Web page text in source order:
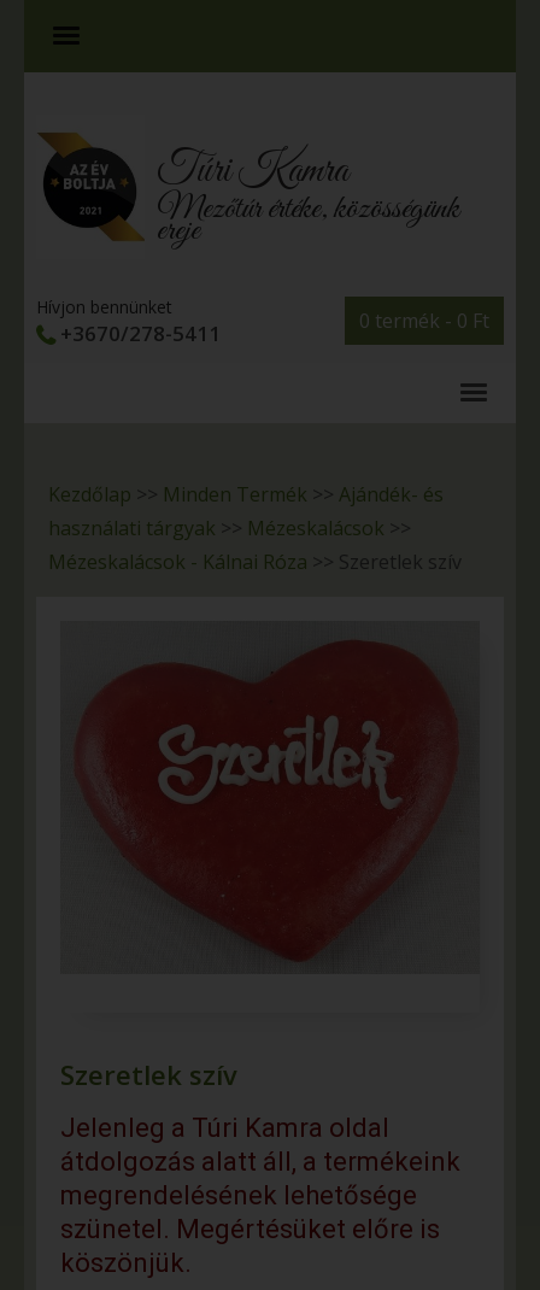
Túri Kamra
Mezőtúr értéke, közösségünk
ereje
0 termék - 0 Ft
Hívjon bennünket
+3670/278-5411
Kezdőlap >> Minden Termék >> Ajándék- és
használati tárgyak >> Mézeskalácsok >>
Mézeskalácsok - Kálnai Róza >> Szeretlek szív
Szeretlek szív
Jelenleg a Túri Kamra oldal
átdolgozás alatt áll, a termékeink
megrendelésének lehetősége
szünetel. Megértésüket előre is
köszönjük.